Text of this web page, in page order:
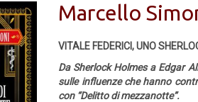
Marcello
VITALE FEDERICI, UNO
Da Sherlock Holmes a Edgar
sulle influenze che hanno
con “Delitto di mezzanotte”.